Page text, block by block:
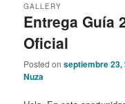
Entrega Guía
Oficial
GALLERY
Posted onseptiembre 23,
Nuza